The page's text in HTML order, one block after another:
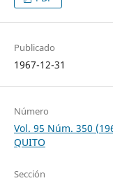
Publicado
1967-12-31
Número
Vol. 95 Núm. 350
QUITO
Sección